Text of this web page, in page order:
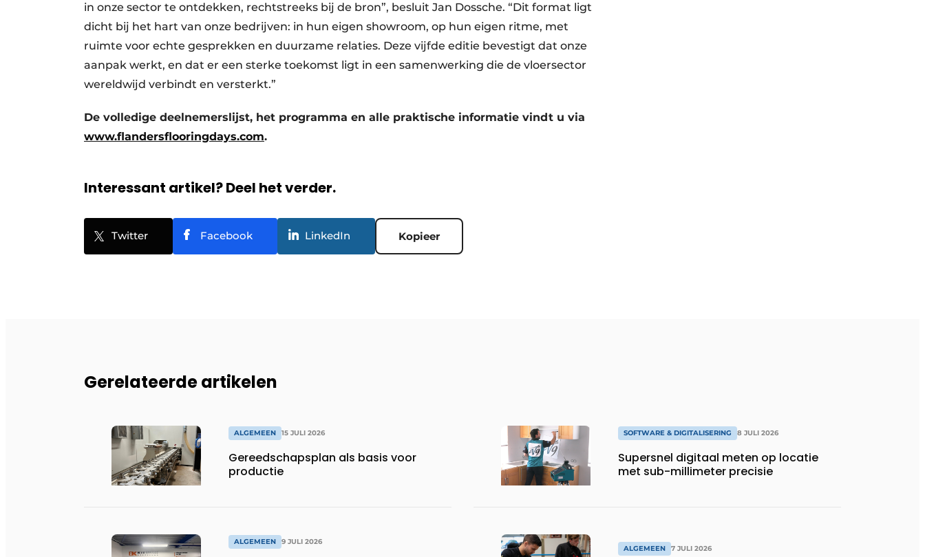
in onze sector te ontdekken, rechtstreeks bij de bron”, besluit Jan Dossche. “Dit format ligt
dicht bij het hart van onze bedrijven: in hun eigen showroom, op hun eigen ritme, met
ruimte voor echte gesprekken en duurzame relaties. Deze vijfde editie bevestigt dat onze
aanpak werkt, en dat er een sterke toekomst ligt in een samenwerking die de vloersector
wereldwijd verbindt en versterkt.”
De volledige deelnemerslijst, het programma en alle praktische informatie vindt u via
www.flandersflooringdays.com.
Interessant artikel? Deel het verder.
Twitter Facebook LinkedIn Kopieer
Gerelateerde artikelen
ALGEMEEN 15 JULI 2026
Gereedschapsplan als basis voor
productie
ALGEMEEN 9 JULI 2026
SOFTWARE & DIGITALISERING 8 JULI 2026
Supersnel digitaal meten op locatie
met sub-millimeter precisie
ALGEMEEN 7 JULI 2026